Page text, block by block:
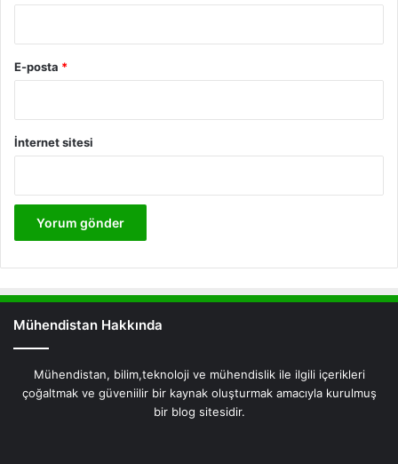
E-posta *
İnternet sitesi
Mühendistan Hakkında
Mühendistan, bilim,teknoloji ve mühendislik ile ilgili içerikleri
çoğaltmak ve güveniilir bir kaynak oluşturmak amacıyla kurulmuş
bir blog sitesidir.